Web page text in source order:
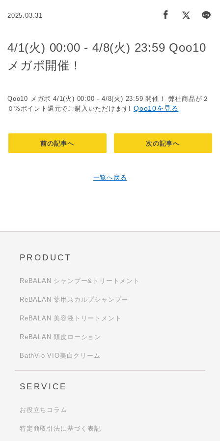
2025.03.31
4/1(火) 00:00 - 4/8(火) 23:59 Qoo10
メガポ開催！
Qoo10 メガポ 4/1(火) 00:00 - 4/8(火) 23:59 開催！ 弊社商品が２
０%ポイント還元でご購入いただけます! Qoo10を見る
前の記事へ
一覧へ戻る
次の記事へ
PRODUCT
ReBALAN シャンプー&トリートメント
ReBALAN 薬用スカルプシャンプー
ReBALAN 美容液トリートメント
ReBALAN 頭皮ローション
BathVio VIO美白クリーム
SERVICE
お役立ちコラム
特定商取引法に基づく表記